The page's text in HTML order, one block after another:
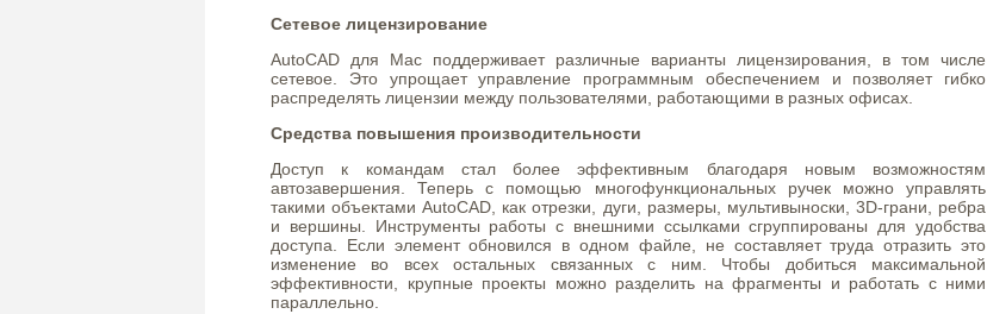
Сетевое лицензирование
AutoCAD для Mac поддерживает различные варианты лицензирования, в том числе
сетевое. Это упрощает управление программным обеспечением и позволяет гибко
распределять лицензии между пользователями, работающими в разных офисах.
Средства повышения производительности
Доступ к командам стал более эффективным благодаря новым возможностям
автозавершения. Теперь с помощью многофункциональных ручек можно управлять
такими объектами AutoCAD, как отрезки, дуги, размеры, мультивыноски, 3D-грани, ребра
и вершины. Инструменты работы с внешними ссылками сгруппированы для удобства
доступа. Если элемент обновился в одном файле, не составляет труда отразить это
изменение во всех остальных связанных с ним. Чтобы добиться максимальной
эффективности, крупные проекты можно разделить на фрагменты и работать с ними
параллельно.